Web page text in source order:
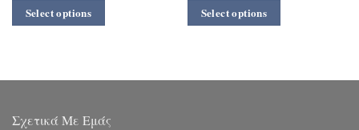
Select options Select options
Σχετικά Με Εμάς